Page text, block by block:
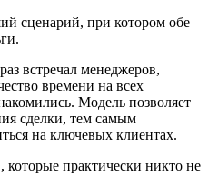
сценарий, при котором обе
встречал менеджеров,
времени на всех
Модель позволяет
сделки, тем самым
на ключевых клиентах.